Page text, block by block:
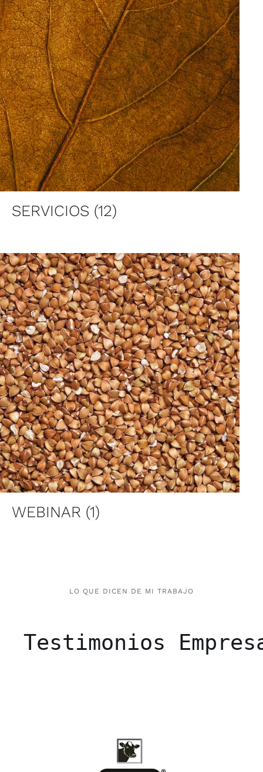
SERVICIOS (12)
WEBINAR (1)
LO QUE DICEN DE MI TRABAJO
Testimonios